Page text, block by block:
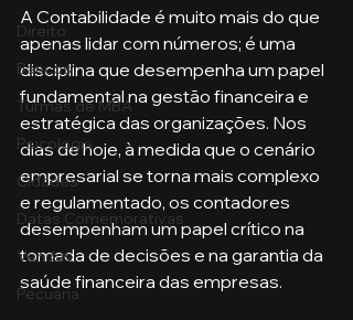
Direito
Bancos
Turmas de MBA
Psicologia
Cidades
Datas Comemorativas
Vendas
Pecuária
A Contabilidade é muito mais do que
apenas lidar com números; é uma
disciplina que desempenha um papel
fundamental na gestão financeira e
estratégica das organizações. Nos
dias de hoje, à medida que o cenário
empresarial se torna mais complexo
e regulamentado, os contadores
desempenham um papel crítico na
tomada de decisões e na garantia da
saúde financeira das empresas.